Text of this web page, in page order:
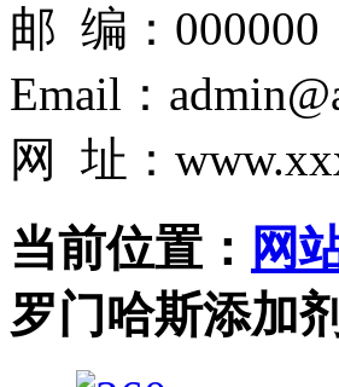
邮 编：000000
Email：
网 址：
当前位置： 网
罗门哈斯添加剂